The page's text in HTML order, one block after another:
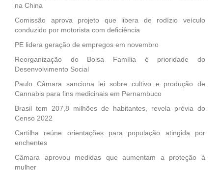
na China
Comissão aprova projeto que libera de rodízio veículo
conduzido por motorista com deficiência
PE lidera geração de empregos em novembro
Reorganização do Bolsa Família é prioridade do
Desenvolvimento Social
Paulo Câmara sanciona lei sobre cultivo e produção de
Cannabis para fins medicinais em Pernambuco
Brasil tem 207,8 milhões de habitantes, revela prévia do
Censo 2022
Cartilha reúne orientações para população atingida por
enchentes
Câmara aprovou medidas que aumentam a proteção à
mulher